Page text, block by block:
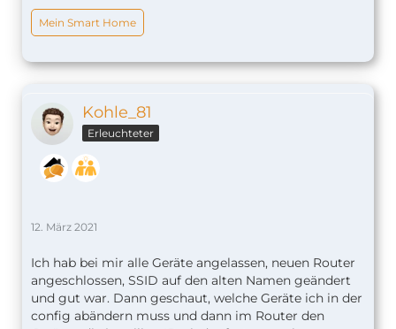
Mein Smart Home
Kohle_81
Erleuchteter
12. März 2021
Ich hab bei mir alle Geräte angelassen, neuen Router
angeschlossen, SSID auf den alten Namen geändert
und gut war. Dann geschaut, welche Geräte ich in der
config abändern muss und dann im Router den